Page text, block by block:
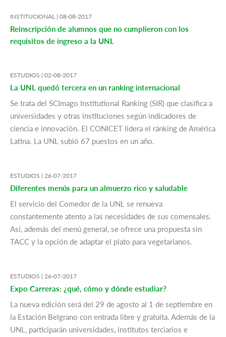
INSTITUCIONAL | 08-08-2017
Reinscripción de alumnos que no cumplieron con los
requisitos de ingreso a la UNL
ESTUDIOS | 02-08-2017
La UNL quedó tercera en un ranking internacional
Se trata del SCImago Institutional Ranking (SIR) que clasifica a
universidades y otras instituciones según indicadores de
ciencia e innovación. El CONICET lidera el ránking de América
Latina. La UNL subió 67 puestos en un año.
ESTUDIOS | 26-07-2017
Diferentes menús para un almuerzo rico y saludable
El servicio del Comedor de la UNL se renueva
constantemente atento a las necesidades de sus comensales.
Así, además del menú general, se ofrece una propuesta sin
TACC y la opción de adaptar el plato para vegetarianos.
ESTUDIOS | 26-07-2017
Expo Carreras: ¿qué, cómo y dónde estudiar?
La nueva edición será del 29 de agosto al 1 de septiembre en
la Estación Belgrano con entrada libre y gratuita. Además de la
UNL, participarán universidades, institutos terciarios e